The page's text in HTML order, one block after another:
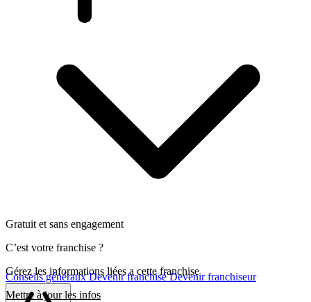
Conseils générauxDevenir franchiséDevenir franchiseur
Gratuit et sans engagement
C’est votre franchise ?
Gérez les informations liées a cette franchise
Mettre à jour les infos